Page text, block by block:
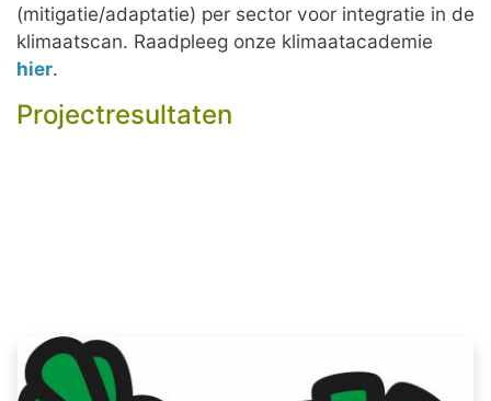
(mitigatie/adaptatie) per sector voor integratie in de
klimaatscan. Raadpleeg onze klimaatacademie
hier.
Projectresultaten